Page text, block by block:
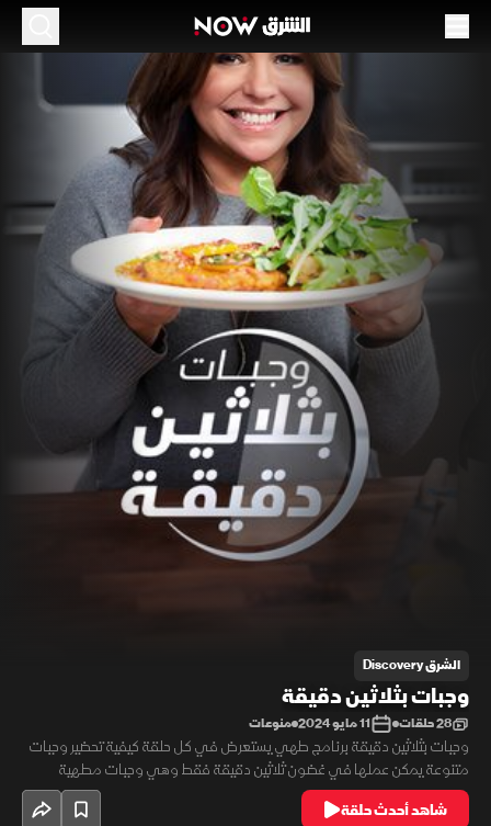
الشرق Discovery
وجبات بثلاثين دقيقة
28 حلقات 11 مايو 2024 منوعات
وجبات بثلاثين دقيقة برنامج طهي يستعرض في كل حلقة كيفية تحضير وجبات
متنوعة يمكن عملها في غضون ثلاثين دقيقة فقط وهي وجبات مطهية
سريعة التحضير وجيدة المذاق.
شاهد أحدث حلقة